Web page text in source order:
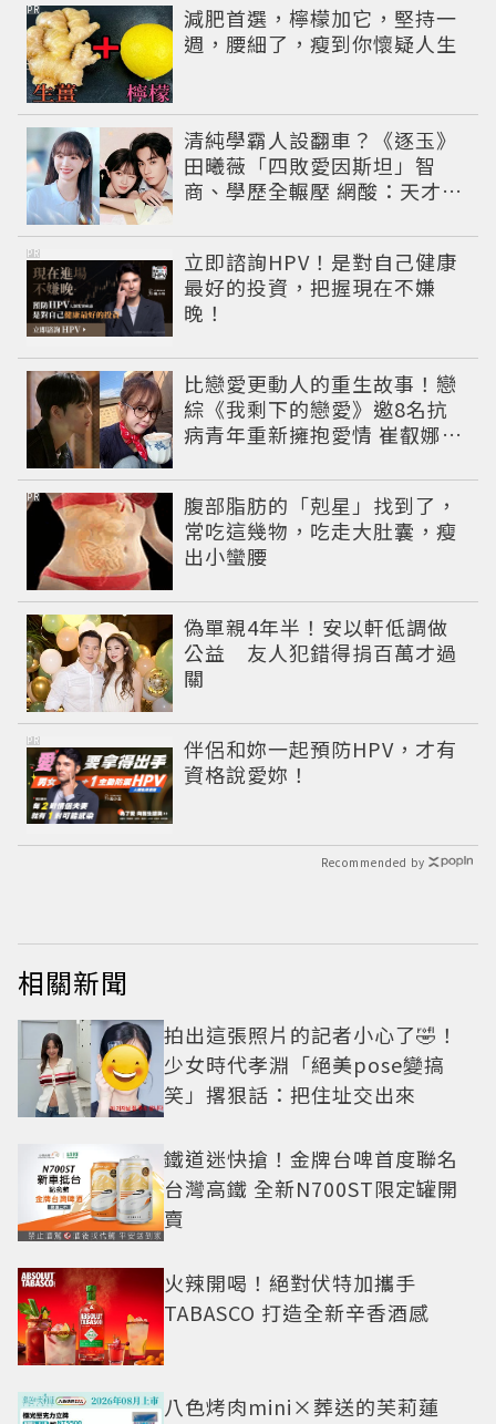
減肥首選，檸檬加它，堅持一
週，腰細了，瘦到你懷疑人生
PR
清純學霸人設翻車？《逐玉》
田曦薇「四敗愛因斯坦」智
商、學歷全輾壓 網酸：天才全
立即諮詢HPV！是對自己健康
最好的投資，把握現在不嫌
晚！
PR
比戀愛更動人的重生故事！戀
綜《我剩下的戀愛》邀8名抗
病青年重新擁抱愛情 崔叡娜淚
腹部脂肪的「剋星」找到了，
常吃這幾物，吃走大肚囊，瘦
出小蠻腰
PR
偽單親4年半！安以軒低調做
公益 友人犯錯得捐百萬才過
關
伴侶和妳一起預防HPV，才有
資格說愛妳！
PR
Recommended by
相關新聞
拍出這張照片的記者小心了🤣！
少女時代孝淵「絕美pose變搞
笑」撂狠話：把住址交出來
鐵道迷快搶！金牌台啤首度聯名
台灣高鐵 全新N700ST限定罐開
賣
火辣開喝！絕對伏特加攜手
TABASCO 打造全新辛香酒感
八色烤肉mini×葬送的芙莉蓮